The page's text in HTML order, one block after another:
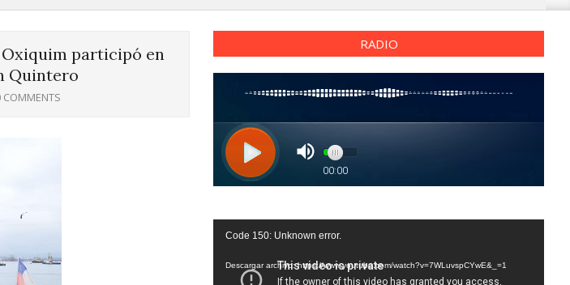
Oxiquim participó en
Quintero
COMMENTS
RADIO
Reproductor
vídeo
Code 150: Unknown error.
Descargar archivo: https://www.youtube.com/watch?v=7WLuvspCYwE&_=1